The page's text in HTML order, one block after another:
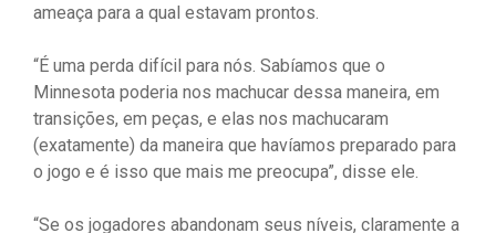
ameaça para a qual estavam prontos.
“É uma perda difícil para nós. Sabíamos que o
Minnesota poderia nos machucar dessa maneira, em
transições, em peças, e elas nos machucaram
(exatamente) da maneira que havíamos preparado para
o jogo e é isso que mais me preocupa”, disse ele.
“Se os jogadores abandonam seus níveis, claramente a